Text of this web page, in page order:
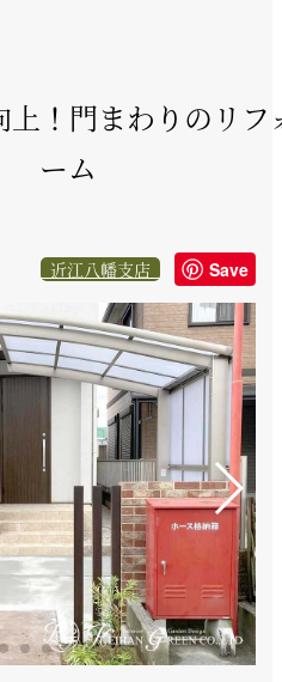
上！門まわりのリフ
ーム
近江八幡支店 Save